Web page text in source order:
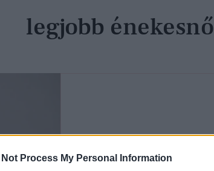
Not Process My Personal Information
legjobb énekesnő
WOMEN OF THE YEAR 2014